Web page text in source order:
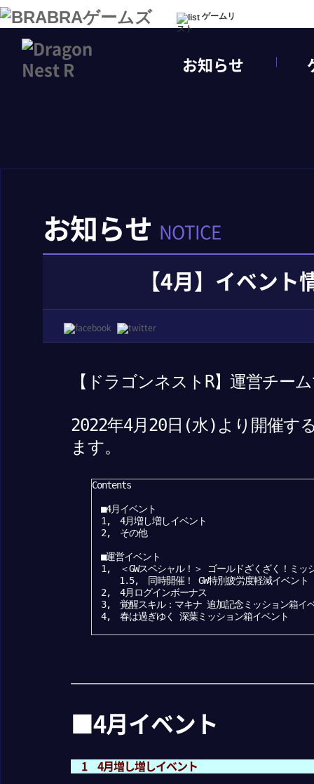
ゲームリ
スト
お知らせ
お知らせ NOTICE
【4月】イベント
【ドラゴンネストR】運営チー
2022年4月20日(水)より開催す
ます。
Contents
■4月イベント
1, 4月増し増しイベント
2, その他
■運営イベント
1, ＜GWスペシャル！＞ ゴールドざくざく！ミッ
1.5, 同時開催！ GW特別疲労度軽減イベント
2, 4月ログインボーナス
3, 覚醒スキル：マキナ 追加記念ミッション箱イ
4, 春は過ぎゆく 深葉ミッション箱イベント
■4月イベント
1 4月増し増しイベント